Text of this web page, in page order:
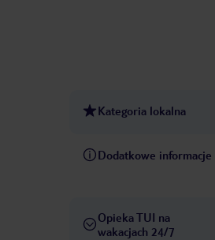
Kategoria lokalna
Dodatkowe informacje
Opieka TUI na
wakacjach 24/7